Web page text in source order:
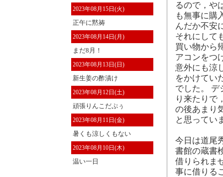
2023年08月15日(火)
正午に黙祷
2023年08月14日(月)
まだ8月！
2023年08月13日(日)
新生姜の酢漬け
2023年08月12日(土)
頑張りんこだぷぅ
2023年08月11日(金)
暑くも涼しくもない
2023年08月10日(木)
温い一日
るので，や
も無事に購
んだか不安
それにして
買い物から
アコンをつ
意外にも涼
をかけてい
でした。
り来たりで
の後あまり
と思ってい
今日は道尾
書館の蔵書
借りられま
事に借りる